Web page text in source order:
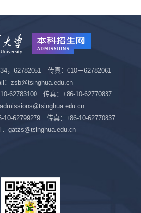
，62782051 传真：010－62782061
：zsb@tsinghua.edu.cn
10-62783100 传真：+86-10-62770837
10-62799279 传真：+86-10-62770837
：gatzs@tsinghua.edu.cn